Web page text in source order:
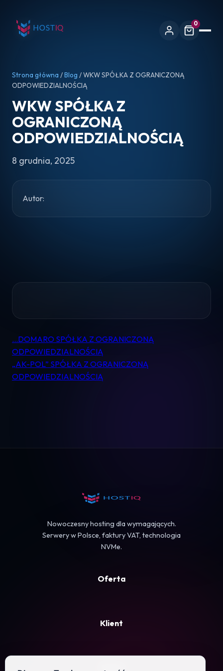
0
Pomoc
Kontakt
Strona główna /Blog / WKW SPÓŁKA Z OGRANICZONĄ
ODPOWIEDZIALNOŚCIĄ
WKW SPÓŁKA Z
OGRANICZONĄ
ODPOWIEDZIALNOŚCIĄ
8 grudnia, 2025
Autor:
Nawigacja
wpisu
…DOMARO SPÓŁKA Z OGRANICZONĄ
ODPOWIEDZIALNOŚCIĄ
„AK-POL” SPÓŁKA Z OGRANICZONĄ
ODPOWIEDZIALNOŚCIĄ
Nowoczesny hosting dla wymagających.
Serwery w Polsce, faktury VAT, technologia
NVMe.
Oferta
Klient
Firma